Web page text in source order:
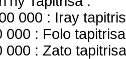
000 : Iray
000 : Folo
000 : Zato